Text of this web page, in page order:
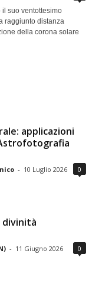
suo ventottesimo
raggiunto distanza
della corona solare
applicazioni
- 10 Luglio 2026 0
divinità
- 11 Giugno 2026 0